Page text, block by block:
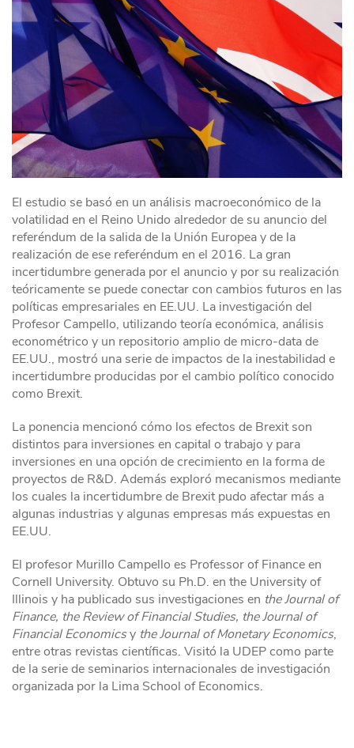
El estudio se basó en un análisis macroeconómico de la
volatilidad en el Reino Unido alrededor de su anuncio del
referéndum de la salida de la Unión Europea y de la
realización de ese referéndum en el 2016. La gran
incertidumbre generada por el anuncio y por su realización
teóricamente se puede conectar con cambios futuros en las
políticas empresariales en EE.UU. La investigación del
Profesor Campello, utilizando teoría económica, análisis
econométrico y un repositorio amplio de micro-data de
EE.UU., mostró una serie de impactos de la inestabilidad e
incertidumbre producidas por el cambio político conocido
como Brexit.
La ponencia mencionó cómo los efectos de Brexit son
distintos para inversiones en capital o trabajo y para
inversiones en una opción de crecimiento en la forma de
proyectos de R&D. Además exploró mecanismos mediante
los cuales la incertidumbre de Brexit pudo afectar más a
algunas industrias y algunas empresas más expuestas en
EE.UU.
El profesor Murillo Campello es Professor of Finance en
Cornell University. Obtuvo su Ph.D. en the University of
Illinois y ha publicado sus investigaciones en the Journal of
Finance, the Review of Financial Studies, the Journal of
Financial Economicsy the Journal of Monetary Economics,
entre otras revistas científicas. Visitó la UDEP como parte
de la serie de seminarios internacionales de investigación
organizada por la Lima School of Economics.